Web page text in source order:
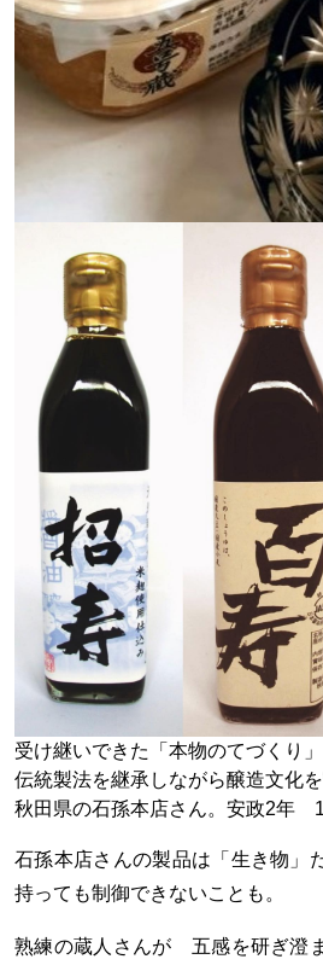
受け継いできた「本物のてづくり」
伝統製法を継承しながら醸造文化
秋田県の石孫本店さん。安政2年
石孫本店さんの製品は「生き物」
持っても制御できないことも。
熟練の蔵人さんが 五感を研ぎ澄